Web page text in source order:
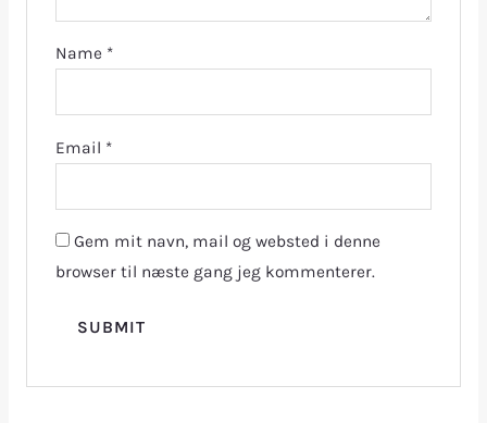
Name *
Email *
Gem mit navn, mail og websted i denne
browser til næste gang jeg kommenterer.